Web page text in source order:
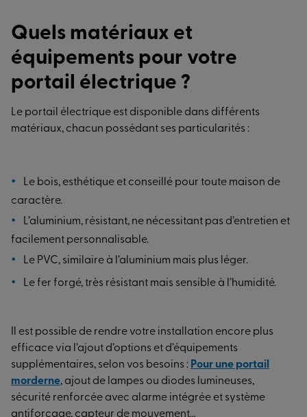
Quels matériaux et
équipements pour votre
portail électrique ?
Le portail électrique est disponible dans différents
matériaux, chacun possédant ses particularités :
Le bois, esthétique et conseillé pour toute maison de
caractère.
L’aluminium, résistant, ne nécessitant pas d’entretien et
facilement personnalisable.
Le PVC, similaire à l’aluminium mais plus léger.
Le fer forgé, très résistant mais sensible à l’humidité.
Il est possible de rendre votre installation encore plus
efficace via l’ajout d’options et d’équipements
supplémentaires, selon vos besoins : Pour une portail
morderne, ajout de lampes ou diodes lumineuses,
sécurité renforcée avec alarme intégrée et système
antiforçage, capteur de mouvement…